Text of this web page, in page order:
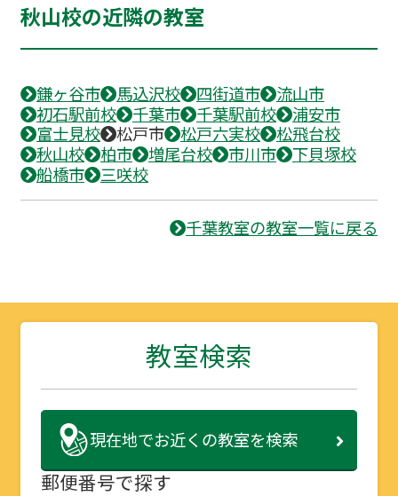
秋山校の近隣の教室
鎌ヶ谷市 馬込沢校 四街道市
流山市
初石駅前校
千葉市 千葉駅前校
浦安市
富士見校
松戸市 松戸六実校
松飛台校
秋山校
柏市 増尾台校 市川市
下貝塚校
船橋市
三咲校
千葉教室の教室一覧に戻る
教室検索
現在地でお近くの教室を検索
郵便番号で探す